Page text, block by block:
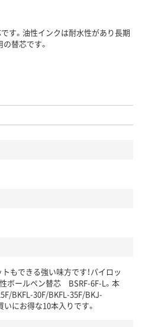
す。油性インクは耐水性があり長期
替芯です。
もできる強い味方です！パイロッ
ールペン替芯 BSRF-6F-L。本
BKFL-30F/BKFL-35F/BKJ-
にお得な10本入りです。